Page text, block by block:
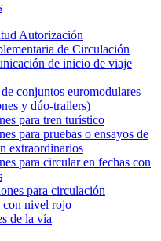
Autorización
de Circulación
de inicio de viaje
conjuntos euromodulares
y dúo-trailers)
para tren turístico
para pruebas o ensayos de
extraordinarios
para circular en fechas con
para circulación
con nivel rojo
de la vía